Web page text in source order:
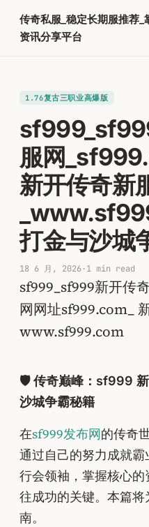
内
传奇私服_稳定长期服推荐
资讯分享平台
1.76复古三职业高爆版
服网
新开传奇新
打金与沙城
18 6 月, 2026·1 min read
sf999_sf999新开传
网网址sf999.com_
www.sf999.com
🛡️ 传奇巅峰：sf999
沙城争霸秘籍
在sf999发布网的传奇
通过自己的努力成就
行会领袖，掌握核心
往成功的关键。本篇
南。